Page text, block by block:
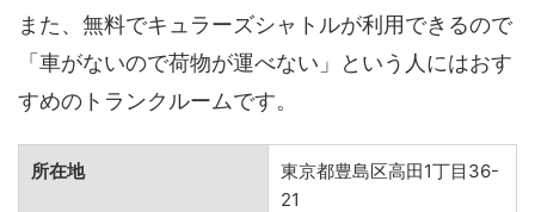
また、無料でキュラーズシャトルが利用できるので
「車がないので荷物が運べない」という人にはおす
すめのトランクルームです。
所在地
東京都豊島区高田1丁目36-
21